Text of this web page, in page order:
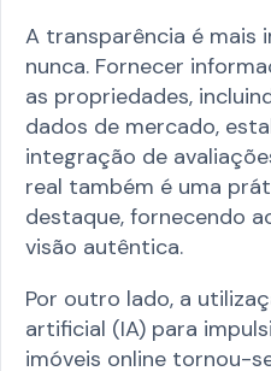
A transparência é mais
nunca. Fornecer
as propriedades,
dados de mercado,
integração de
real também é uma
destaque, fornecendo
visão autêntica.
Por outro lado, a
artificial (IA) para
imóveis online tornou-